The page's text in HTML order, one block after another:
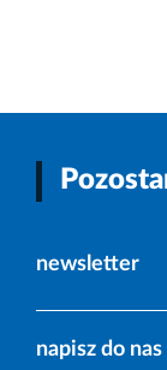
newsletter
napisz do nas